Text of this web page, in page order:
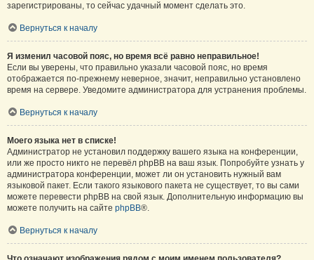
зарегистрированы, то сейчас удачный момент сделать это.
Вернуться к началу
Я изменил часовой пояс, но время всё равно неправильное!
Если вы уверены, что правильно указали часовой пояс, но время
отображается по-прежнему неверное, значит, неправильно установлено
время на сервере. Уведомите администратора для устранения проблемы.
Вернуться к началу
Моего языка нет в списке!
Администратор не установил поддержку вашего языка на конференции,
или же просто никто не перевёл phpBB на ваш язык. Попробуйте узнать у
администратора конференции, может ли он установить нужный вам
языковой пакет. Если такого языкового пакета не существует, то вы сами
можете перевести phpBB на свой язык. Дополнительную информацию вы
можете получить на сайте phpBB®.
Вернуться к началу